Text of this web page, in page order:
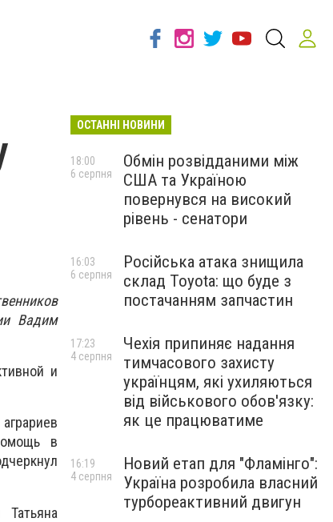
Вадим
и
в
ОСТАННІ НОВИНИ
Обмін розвідданими між
США та Україною
повернувся на високий
рівень - сенатори
18:00
6 серпня
Російська атака знищила
склад Toyota: що буде з
постачанням запчастин
16:03
6 серпня
Чехія припиняє надання
тимчасового захисту
українцям, які ухиляються
від військового обов'язку:
як це працюватиме
17:23
4 серпня
Новий етап для "Фламінго":
Україна розробила власний
турбореактивний двигун
16:19
4 серпня